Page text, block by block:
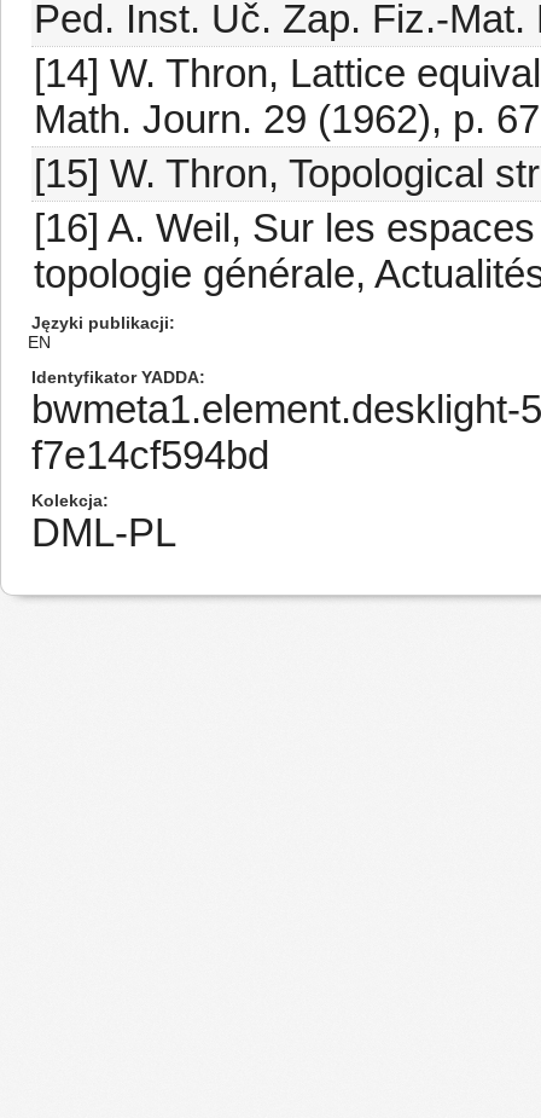
Ped. Inst. Uč. Zap. Fiz.-
[14] W. Thron, Lattice
Math. Journ. 29 (1962), p.
[15] W. Thron, Topological
[16] A. Weil, Sur les
topologie générale,
Języki publikacji
EN
Identyfikator YADDA
bwmeta1.element.desklight-
f7e14cf594bd
Kolekcja
DML-PL